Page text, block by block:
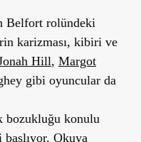
Belfort rolündeki
karizması, kibiri ve
Hill, Margot
gibi oyuncular da
bozukluğu konulu
Okuya